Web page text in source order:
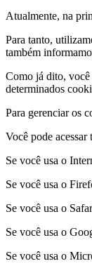
Atualmente, na
Para tanto,
também
Como já dito, você
determinados
Para gerenciar os
Você pode
Se você usa o
Se você usa o
Se você usa o
Se você usa o
Se você usa o